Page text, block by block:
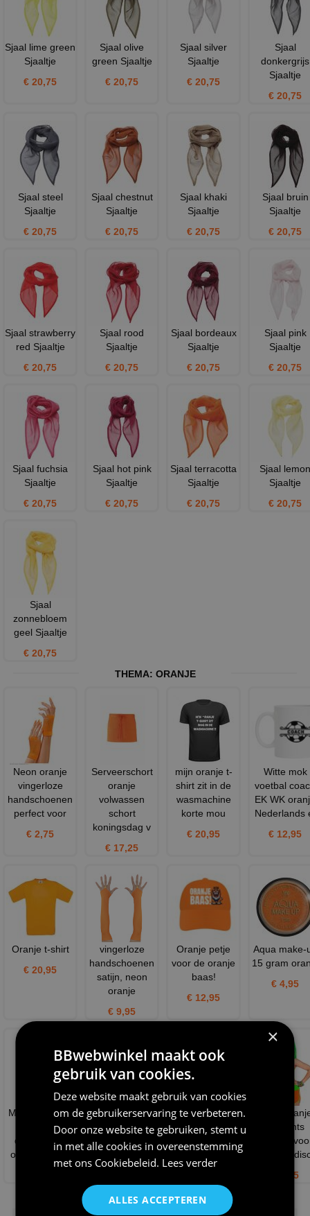
Sjaal lime green
Sjaaltje
€ 20,75
Sjaal olive
green Sjaaltje
€ 20,75
Sjaal silver
Sjaaltje
€ 20,75
Sjaal
donkergrijs
Sjaaltje
€ 20,75
Sjaal steel
Sjaaltje
€ 20,75
Sjaal chestnut
Sjaaltje
€ 20,75
Sjaal khaki
Sjaaltje
€ 20,75
Sjaal bruin
Sjaaltje
€ 20,75
Sjaal strawberry
red Sjaaltje
€ 20,75
Sjaal rood
Sjaaltje
€ 20,75
Sjaal bordeaux
Sjaaltje
€ 20,75
Sjaal pink
Sjaaltje
€ 20,75
Sjaal fuchsia
Sjaaltje
€ 20,75
Sjaal hot pink
Sjaaltje
€ 20,75
Sjaal terracotta
Sjaaltje
€ 20,75
Sjaal lemon
Sjaaltje
€ 20,75
Sjaal
zonnebloem
geel Sjaaltje
€ 20,75
THEMA: ORANJE
Neon oranje
vingerloze
handschoenen
perfect voor
€ 2,75
Serveerschort
oranje
volwassen
schort
koningsdag v
€ 17,25
mijn oranje t-
shirt zit in de
wasmachine
korte mou
€ 20,95
Witte mok
voetbal
EK WK
Nederlands
€ 12,95
Oranje t-shirt
€ 20,95
vingerloze
handschoenen
satijn, neon
oranje
€ 9,95
Oranje petje
voor de oranje
baas!
€ 12,95
Aqua make-
15 gram
€ 4,95
Modern T-shirt
voor haar
dames shirt
oranje koning
Zwart Shirtje
voetballen met
opdruk
stropdas met b
I love soccer
witte koffiemok
€ 12,95
Neon
hotpants
sportief
een leuk
€ 9,95
NIEUW IN DE COLLECTIE
×
BBwebwinkel maakt ook
gebruik van cookies.
Deze website maakt gebruik van cookies
om de gebruikerservaring te verbeteren.
Door onze website te gebruiken, stemt u
in met alle cookies in overeenstemming
met ons Cookiebeleid. Lees verder
ALLES ACCEPTEREN